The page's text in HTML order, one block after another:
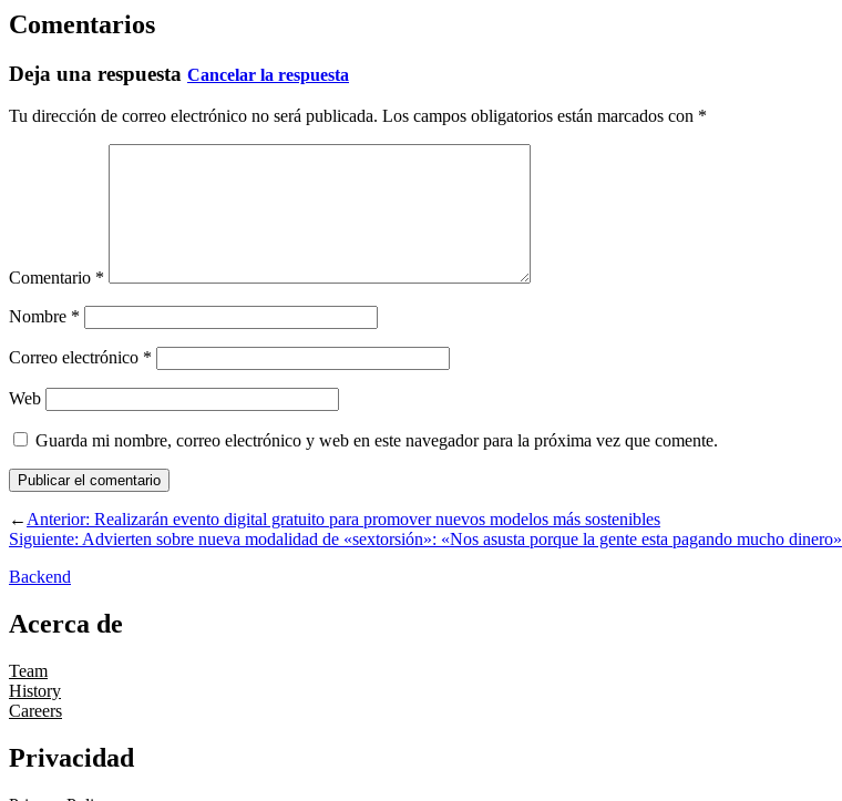
Comentarios
Deja una respuesta Cancelar la respuesta
Tu dirección de correo electrónico no será publicada. Los campos obligatorios están marcados con *
Comentario *
Nombre *
Correo electrónico *
Web
Guarda mi nombre, correo electrónico y web en este navegador para la próxima vez que comente.
←Anterior: Realizarán evento digital gratuito para promover nuevos modelos más sostenibles
Siguiente: Advierten sobre nueva modalidad de «sextorsión»: «Nos asusta porque la gente esta pagando mucho dinero»
Backend
Acerca de
Team
History
Careers
Privacidad